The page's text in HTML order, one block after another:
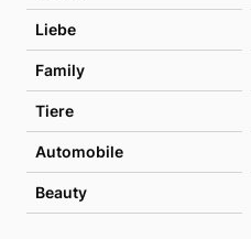
Liebe
Family
Tiere
Automobile
Beauty